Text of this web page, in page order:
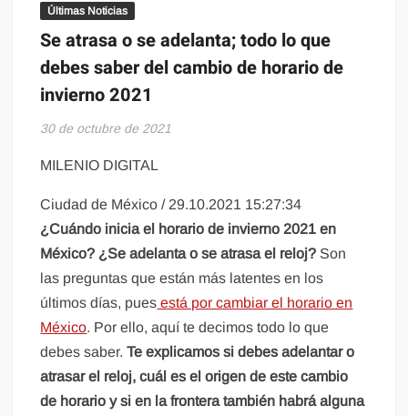
Últimas Noticias
Se atrasa o se adelanta; todo lo que
debes saber del cambio de horario de
invierno 2021
30 de octubre de 2021
MILENIO DIGITAL
Ciudad de México / 29.10.2021 15:27:34
¿Cuándo inicia el horario de invierno 2021 en
México? ¿Se adelanta o se atrasa el reloj? Son
las preguntas que están más latentes en los
últimos días, pues está por cambiar el horario en
México. Por ello, aquí te decimos todo lo que
debes saber.Te explicamos si debes adelantar o
atrasar el reloj, cuál es el origen de este cambio
de horario y si en la frontera también habrá alguna